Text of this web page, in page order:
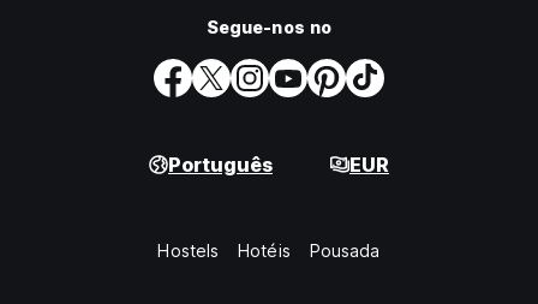
Segue-nos no
Português EUR
Hostels Hotéis Pousada